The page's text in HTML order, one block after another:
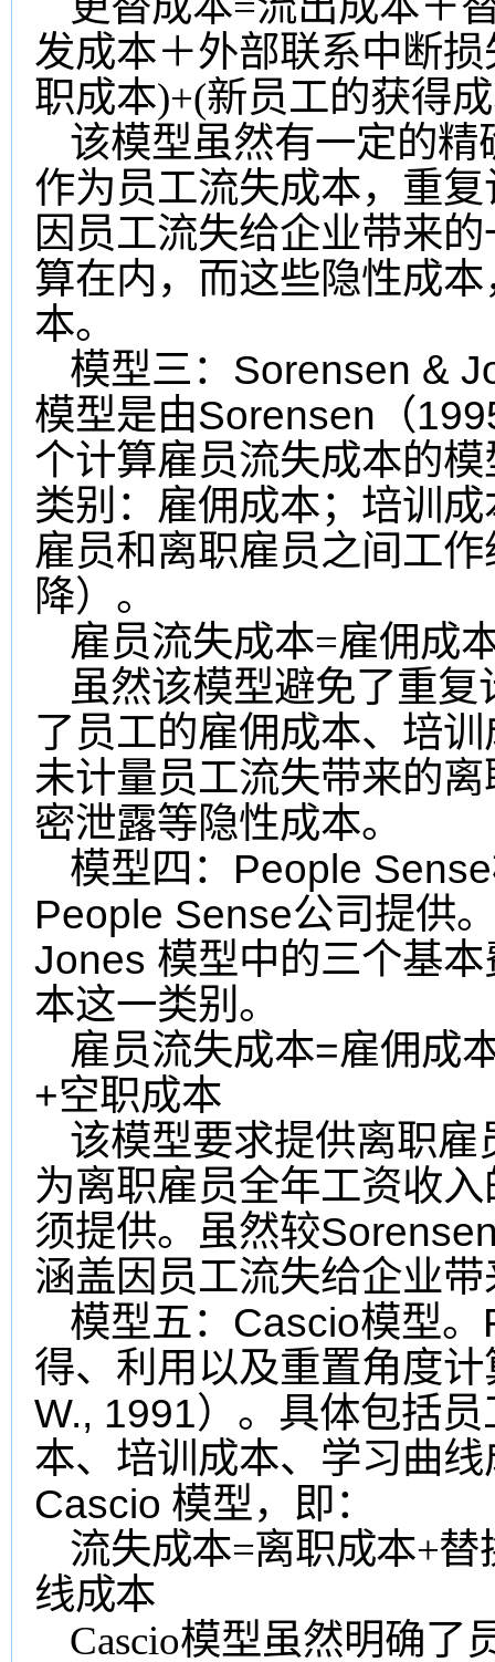
发成本＋外部联系中断
职成本)+(新员工的获得
该模型虽然有一定的
作为员工流失成本，重
因员工流失给企业带来
算在内，而这些隐性成
本。
模型三： Sorensen &
模型是由Sorensen （
个计算雇员流失成本的模
类别：雇佣成本；培训
雇员和离职雇员之间工
降）。
雇员流失成本=雇佣成
虽然该模型避免了重
了员工的雇佣成本、培
未计量员工流失带来的
密泄露等隐性成本。
模型四： People Sense
People Sense公司提供
Jones 模型中的三个基
本这一类别。
雇员流失成本=雇佣成
+空职成本
该模型要求提供离职
为离职雇员全年工资收入
须提供。虽然较
涵盖因员工流失给企业
模型五： Cascio模型。
得、利用以及重置角度
W., 1991） 。具体包括
本、培训成本、学习曲线
Cascio 模型 ，即：
流失成本=离职成本+
线成本
Cascio模型虽然明确了